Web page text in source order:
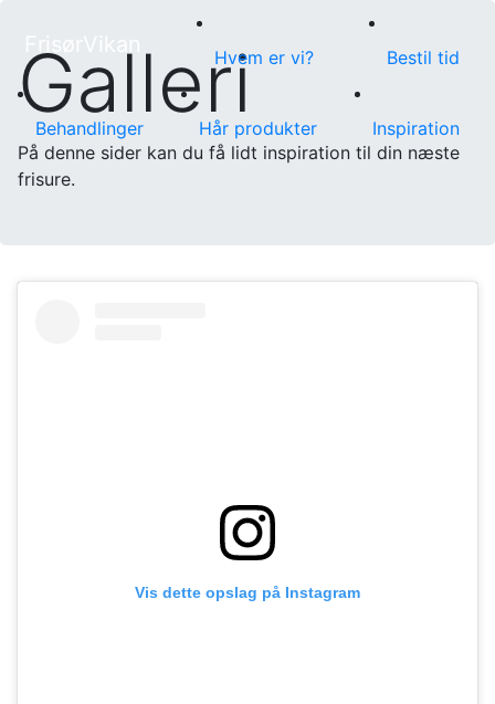
Hvem er vi?(current) Bestil tid
Behandlinger Hår produkter Inspiration
Galleri
På denne sider kan du få lidt inspiration til din næste
frisure.
Vis dette opslag på Instagram